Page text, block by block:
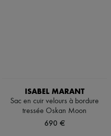
ISABEL MARANT
Sac en cuir velours à bordure
tressée Oskan Moon
690 €